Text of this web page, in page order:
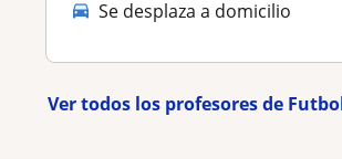
Se desplaza a domicilio
Ver todos los profesores de